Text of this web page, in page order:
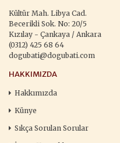
Kültür Mah. Libya Cad.
Becerikli Sok. No: 20/5
Kızılay - Çankaya / Ankara
(0312) 425 68 64
dogubati@dogubati.com
HAKKIMIZDA
Hakkımızda
Künye
Sıkça Sorulan Sorular